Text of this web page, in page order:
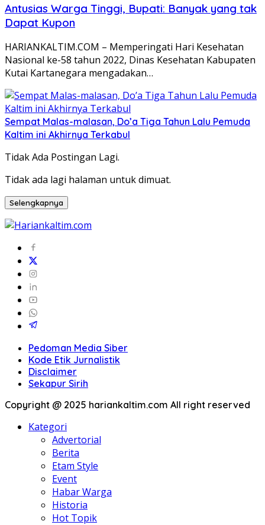
Antusias Warga Tinggi, Bupati: Banyak yang tak
Dapat Kupon
HARIANKALTIM.COM – Memperingati Hari Kesehatan
Nasional ke-58 tahun 2022, Dinas Kesehatan Kabupaten
Kutai Kartanegara mengadakan…
Sempat Malas-malasan, Do’a Tiga Tahun Lalu Pemuda
Kaltim ini Akhirnya Terkabul
Tidak Ada Postingan Lagi.
Tidak ada lagi halaman untuk dimuat.
Selengkapnya
Pedoman Media Siber
Kode Etik Jurnalistik
Disclaimer
Sekapur Sirih
Copyright @ 2025 hariankaltim.com All right reserved
Kategori
Advertorial
Berita
Etam Style
Event
Habar Warga
Historia
Hot Topik